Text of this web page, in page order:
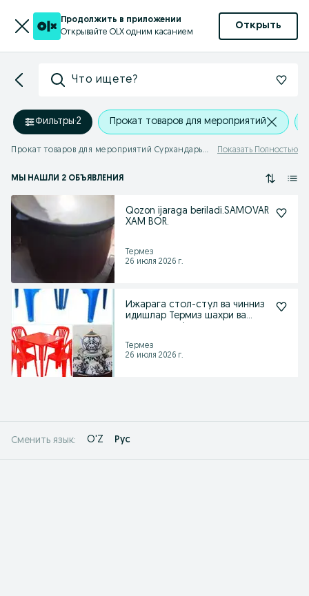
Продолжить в приложении
Открывайте OLX одним касанием
Открыть
Что ищете?
Фильтры·2 Прокат товаров для мероприятий
Прокат товаров для мероприятий Сурхандарьинская область Показать Полностью
МЫ НАШЛИ 2 ОБЪЯВЛЕНИЯ
Qozon ijaraga beriladi.SAMOVAR
XAM BOR.
Термез
26 июля 2026 г.
Ижарага стол-стул ва чинниз
идишлар Термиз шахри ва
Термез
26 июля 2026 г.
Сменить язык: O'Z Рус